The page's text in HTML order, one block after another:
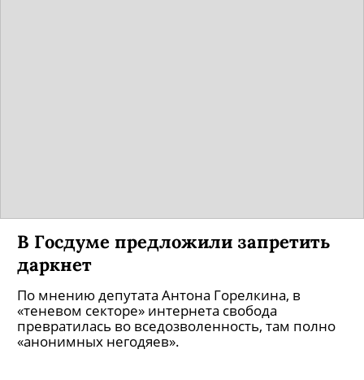
В Госдуме предложили запретить
даркнет
По мнению депутата Антона Горелкина, в
«теневом секторе» интернета свобода
превратилась во вседозволенность, там полно
«анонимных негодяев».